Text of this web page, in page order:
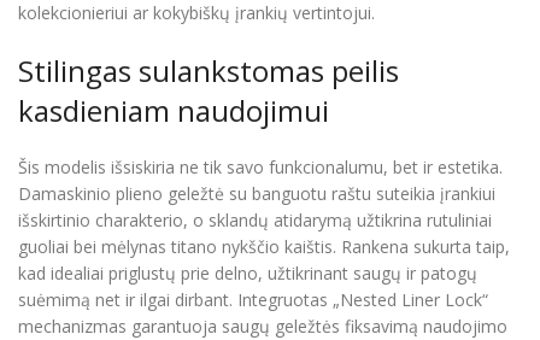
kolekcionieriui ar kokybiškų įrankių vertintojui.
Stilingas sulankstomas peilis
kasdieniam naudojimui
Šis modelis išsiskiria ne tik savo funkcionalumu, bet ir estetika.
Damaskinio plieno geležtė su banguotu raštu suteikia įrankiui
išskirtinio charakterio, o sklandų atidarymą užtikrina rutuliniai
guoliai bei mėlynas titano nykščio kaištis. Rankena sukurta taip,
kad idealiai priglustų prie delno, užtikrinant saugų ir patogų
suėmimą net ir ilgai dirbant. Integruotas „Nested Liner Lock“
mechanizmas garantuoja saugų geležtės fiksavimą naudojimo